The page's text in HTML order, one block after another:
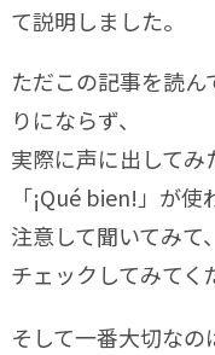
て説明しました。
ただこの記事を読
りにならず、
実際に声に出して
「¡Qué bien!」が
注意して聞いてみて
チェックしてみてく
そして一番大切な